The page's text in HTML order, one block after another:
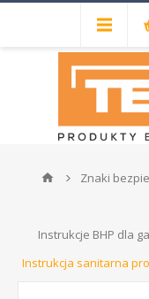
Znaki
Instrukcje BHP dla
Instrukcja sanitarna